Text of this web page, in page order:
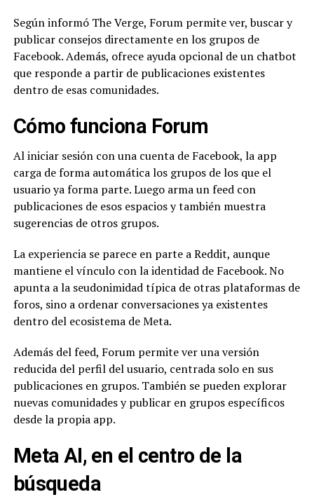
Según informó The Verge, Forum permite ver, buscar y
publicar consejos directamente en los grupos de
Facebook. Además, ofrece ayuda opcional de un chatbot
que responde a partir de publicaciones existentes
dentro de esas comunidades.
Cómo funciona Forum
Al iniciar sesión con una cuenta de Facebook, la app
carga de forma automática los grupos de los que el
usuario ya forma parte. Luego arma un feed con
publicaciones de esos espacios y también muestra
sugerencias de otros grupos.
La experiencia se parece en parte a Reddit, aunque
mantiene el vínculo con la identidad de Facebook. No
apunta a la seudonimidad típica de otras plataformas de
foros, sino a ordenar conversaciones ya existentes
dentro del ecosistema de Meta.
Además del feed, Forum permite ver una versión
reducida del perfil del usuario, centrada solo en sus
publicaciones en grupos. También se pueden explorar
nuevas comunidades y publicar en grupos específicos
desde la propia app.
Meta AI, en el centro de la
búsqueda